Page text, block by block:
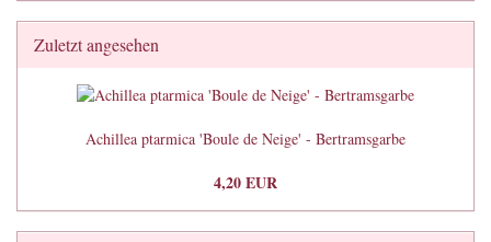
Zuletzt angesehen
Achillea ptarmica 'Boule de Neige' - Bertramsgarbe
4,20 EUR